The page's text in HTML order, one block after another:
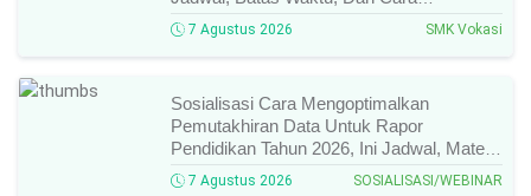
Pendaftarannya!
7 Agustus 2026 SMK Vokasi
Sosialisasi Cara Mengoptimalkan
Pemutakhiran Data Untuk Rapor
Pendidikan Tahun 2026, Ini Jadwal, Materi,
Narasumber, Dan Link Mengikutinya!
7 Agustus 2026 SOSIALISASI/WEBINAR